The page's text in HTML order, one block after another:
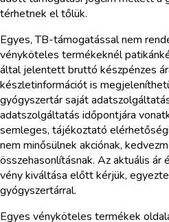
térhetnek el tőlük.
Egyes, TB-támogatással nem
vényköteles termékeknél
által jelentett bruttó készpénzes
készletinformációt is
gyógyszertár saját
adatszolgáltatás időpontjára
semleges, tájékoztató
nem minősülnek akciónak,
összehasonlításnak. Az aktuális ár
vény kiváltása előtt kérjük,
gyógyszertárral.
Egyes vényköteles termékek